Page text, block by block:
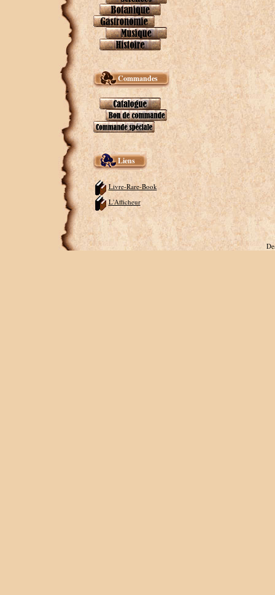
Commandes
Liens
Livre-Rare-Book
L'Afficheur